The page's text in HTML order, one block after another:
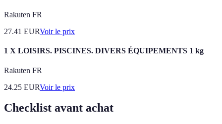
Rakuten FR
27.41 EURVoir le prix
1 X LOISIRS. PISCINES. DIVERS ÉQUIPEMENTS 1 kg
Rakuten FR
24.25 EURVoir le prix
Checklist avant achat